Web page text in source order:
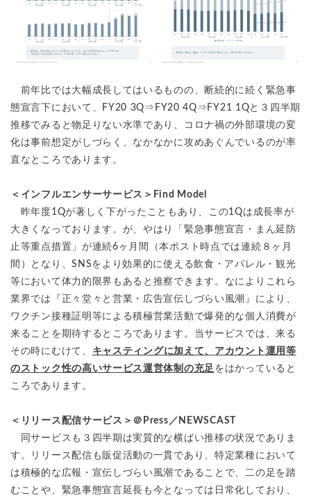
前年比では大幅成長してはいるものの、断続的に続く緊急事
態宣言下において、FY20 3Q⇒FY20 4Q⇒FY21 1Qと３四半期
推移でみると物足りない水準であり、コロナ禍の外部環境の変
化は事前想定がしづらく、なかなかに攻めあぐんでいるのが率
直なところであります。
＜インフルエンサーサービス＞Find Model
昨年度1Qが著しく下がったこともあり、この1Qは成長率が
大きくなっております。が、やはり「緊急事態宣言・まん延防
止等重点措置」が連続6ヶ月間（本ポスト時点では連続８ヶ月
間）となり、SNSをより効果的に使える飲食・アパレル・観光
等において体力的限界もあると推察できます。なによりこれら
業界では『正々堂々と営業・広告宣伝しづらい風潮』により、
ワクチン接種証明等による積極営業活動で爆発的な個人消費が
来ることを期待するところであります。当サービスでは、来る
その時にむけて、 キャスティングに加えて、アカウント運用等
のストック性の高いサービス運営体制の充足をはかっていると
ころであります。
＜リリース配信サービス＞＠Press／NEWSCAST
同サービスも３四半期は実質的な横ばい推移の状況でありま
す。リリース配信も販促活動の一貫であり、特定業種において
は積極的な広報・宣伝しづらい風潮であることで、二の足を踏
むことや、緊急事態宣言延長も今となっては日常化しており、